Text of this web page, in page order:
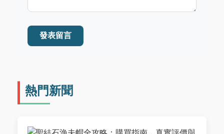
發表留言
熱門新聞